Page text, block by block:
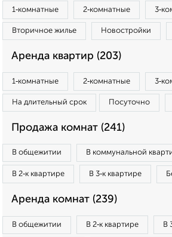
1‑комнатные 2‑комнатные
Вторичное жилье Новостройки
Аренда квартир (203)
1‑комнатные 2‑комнатные
На длительный срок Посуточно
Продажа комнат (241)
В общежитии В коммунальной
В 2‑к квартире В 3‑к квартире
Аренда комнат (239)
В общежитии В 2‑к квартире В